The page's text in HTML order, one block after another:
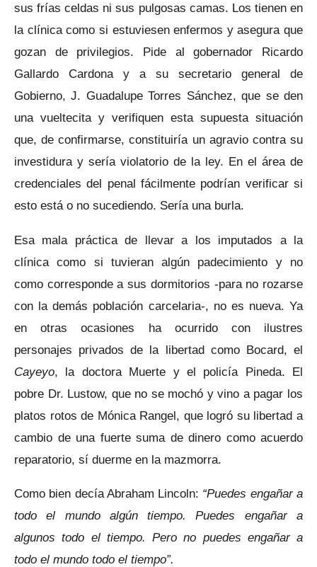
sus frías celdas ni sus pulgosas camas. Los tienen en
la clínica como si estuviesen enfermos y asegura que
gozan de privilegios. Pide al gobernador Ricardo
Gallardo Cardona y a su secretario general de
Gobierno, J. Guadalupe Torres Sánchez, que se den
una vueltecita y verifiquen esta supuesta situación
que, de confirmarse, constituiría un agravio contra su
investidura y sería violatorio de la ley. En el área de
credenciales del penal fácilmente podrían verificar si
esto está o no sucediendo. Sería una burla.
Esa mala práctica de llevar a los imputados a la
clínica como si tuvieran algún padecimiento y no
como corresponde a sus dormitorios -para no rozarse
con la demás población carcelaria-, no es nueva. Ya
en otras ocasiones ha ocurrido con ilustres
personajes privados de la libertad como Bocard, el
Cayeyo, la doctora Muerte y el policía Pineda. El
pobre Dr. Lustow, que no se mochó y vino a pagar los
platos rotos de Mónica Rangel, que logró su libertad a
cambio de una fuerte suma de dinero como acuerdo
reparatorio, sí duerme en la mazmorra.
Como bien decía Abraham Lincoln: “Puedes engañar a
todo el mundo algún tiempo. Puedes engañar a
algunos todo el tiempo. Pero no puedes engañar a
todo el mundo todo el tiempo”.